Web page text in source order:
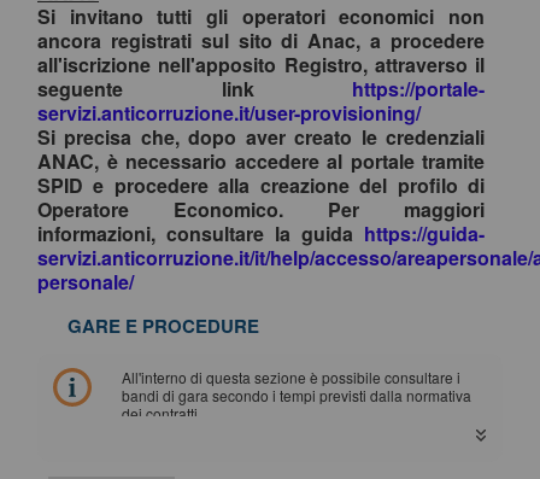
Si invitano tutti gli operatori economici non
ancora registrati sul sito di Anac, a procedere
all'iscrizione nell'apposito Registro, attraverso il
seguente link https://portale-
servizi.anticorruzione.it/user-provisioning/
Si precisa che, dopo aver creato le credenziali
ANAC, è necessario accedere al portale tramite
SPID e procedere alla creazione del profilo di
Operatore Economico. Per maggiori
informazioni, consultare la guida https://guida-
servizi.anticorruzione.it/it/help/accesso/areapersonale/
personale/
GARE E PROCEDURE
All'interno di questa sezione è possibile consultare i
bandi di gara secondo i tempi previsti dalla normativa
dei contratti.